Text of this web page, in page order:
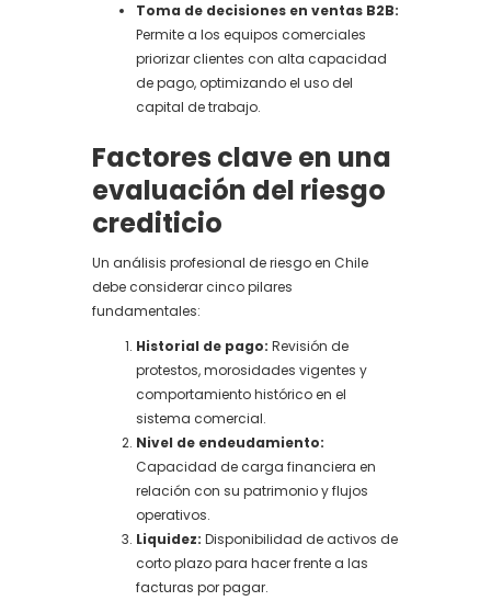
Toma de decisiones en ventas B2B:
Permite a los equipos comerciales
priorizar clientes con alta capacidad
de pago, optimizando el uso del
capital de trabajo.
Factores clave en una
evaluación del riesgo
crediticio
Un análisis profesional de riesgo en Chile
debe considerar cinco pilares
fundamentales:
Historial de pago: Revisión de
protestos, morosidades vigentes y
comportamiento histórico en el
sistema comercial.
Nivel de endeudamiento:
Capacidad de carga financiera en
relación con su patrimonio y flujos
operativos.
Liquidez: Disponibilidad de activos de
corto plazo para hacer frente a las
facturas por pagar.